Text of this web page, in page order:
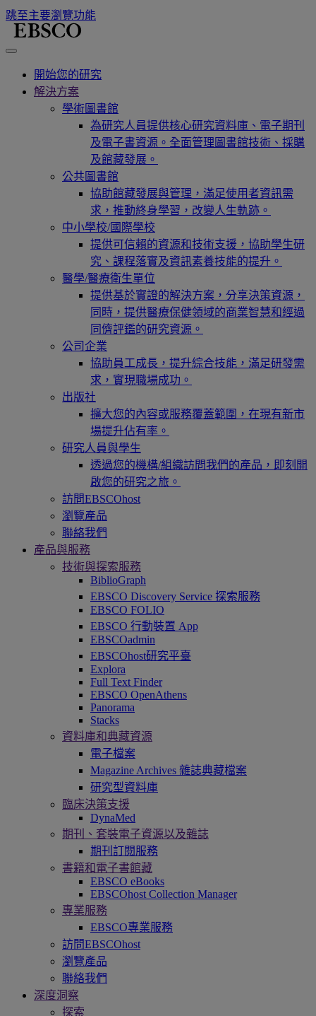
跳至主要瀏覽功能
開始您的研究
解決方案
學術圖書館
為研究人員提供核心研究資料庫、電子期刊
及電子書資源。全面管理圖書館技術、採購
及館藏發展。
公共圖書館
協助館藏發展與管理，滿足使用者資訊需
求，推動終身學習，改變人生軌跡。
中小學校/國際學校
提供可信賴的資源和技術支援，協助學生研
究、課程落實及資訊素養技能的提升。
醫學/醫療衛生單位
提供基於實證的解決方案，分享決策資源，
同時，提供醫療保健領域的商業智慧和經過
同儕評鑑的研究資源。
公司企業
協助員工成長，提升綜合技能，滿足研發需
求，實現職場成功。
出版社
擴大您的內容或服務覆蓋範圍，在現有新市
場提升佔有率。
研究人員與學生
透過您的機構/組織訪問我們的產品，即刻開
啟您的研究之旅。
訪問EBSCOhost
瀏覽產品
聯絡我們
產品與服務
技術與探索服務
BiblioGraph
EBSCO Discovery Service 探索服務
EBSCO FOLIO
EBSCO 行動裝置 App
EBSCOadmin
EBSCOhost研究平臺
Explora
Full Text Finder
EBSCO OpenAthens
Panorama
Stacks
資料庫和典藏資源
電子檔案
Magazine Archives 雜誌典藏檔案
研究型資料庫
臨床決策支援
DynaMed
期刊、套裝電子資源以及雜誌
期刊訂閱服務
書籍和電子書館藏
EBSCO eBooks
EBSCOhost Collection Manager
專業服務
EBSCO專業服務
訪問EBSCOhost
瀏覽產品
聯絡我們
深度洞察
探索